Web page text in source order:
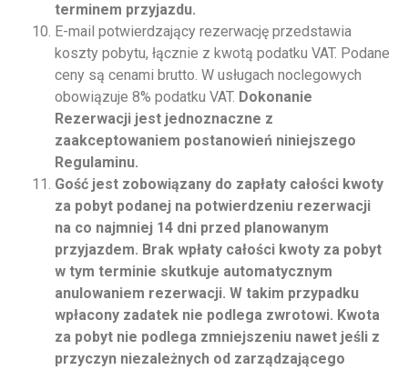
terminem przyjazdu.
E-mail potwierdzający rezerwację przedstawia
koszty pobytu, łącznie z kwotą podatku VAT. Podane
ceny są cenami brutto. W usługach noclegowych
obowiązuje 8% podatku VAT. Dokonanie
Rezerwacji jest jednoznaczne z
zaakceptowaniem postanowień niniejszego
Regulaminu.
Gość jest zobowiązany do zapłaty całości kwoty
za pobyt podanej na potwierdzeniu rezerwacji
na co najmniej 14 dni przed planowanym
przyjazdem. Brak wpłaty całości kwoty za pobyt
w tym terminie skutkuje automatycznym
anulowaniem rezerwacji. W takim przypadku
wpłacony zadatek nie podlega zwrotowi. Kwota
za pobyt nie podlega zmniejszeniu nawet jeśli z
przyczyn niezależnych od zarządzającego